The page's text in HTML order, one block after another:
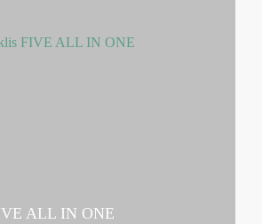
ALL IN ONE